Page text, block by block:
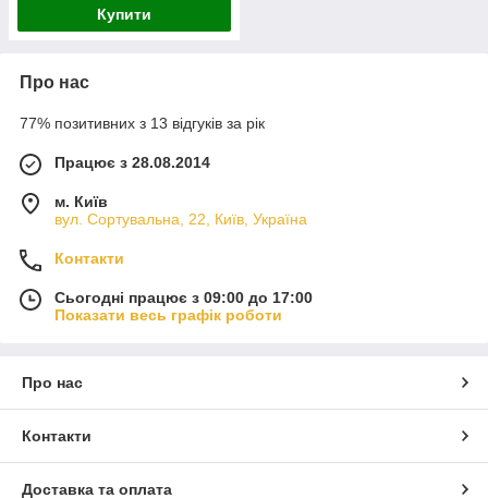
Купити
Про нас
77% позитивних з 13 відгуків за рік
Працює з 28.08.2014
м. Київ
вул. Сортувальна, 22, Київ, Україна
Контакти
Сьогодні працює з 09:00 до 17:00
Показати весь графік роботи
Про нас
Контакти
Доставка та оплата